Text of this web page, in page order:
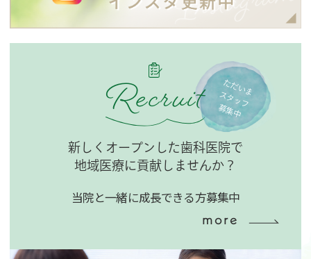
Recruit ただいま
スタッフ
募集中
新しくオープンした歯科医院で
地域医療に貢献しませんか？
当院と一緒に成長できる方募集中
more